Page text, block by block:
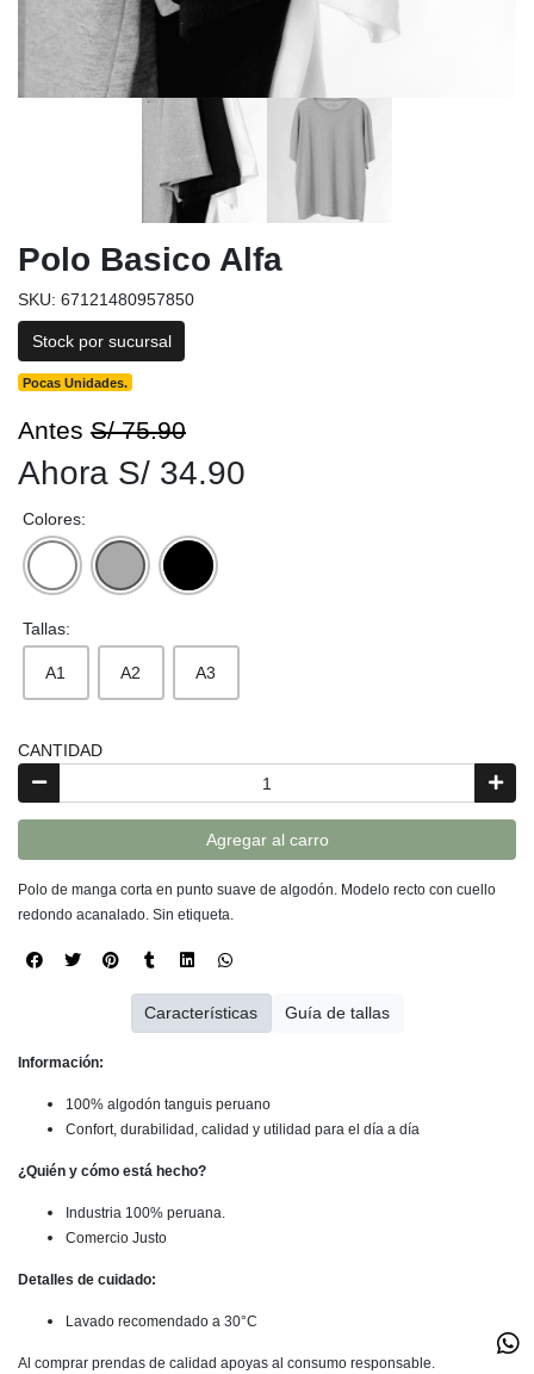
Polo Basico Alfa
SKU: 67121480957850
Stock por sucursal
Pocas Unidades.
Antes S/ 75.90
Ahora S/ 34.90
Colores:
Tallas:
A1 A2 A3
CANTIDAD
Agregar al carro
Polo de manga corta en punto suave de algodón. Modelo recto con cuello
redondo acanalado. Sin etiqueta.
Información:
100% algodón tanguis peruano
Confort, durabilidad, calidad y utilidad para el día a día
¿Quién y cómo está hecho?
Industria 100% peruana.
Comercio Justo
Detalles de cuidado:
Lavado recomendado a 30°C
Al comprar prendas de calidad apoyas al consumo responsable.
Características Guía de tallas